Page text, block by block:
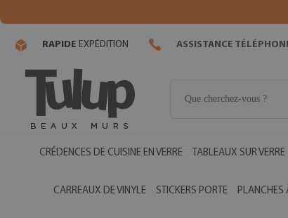
RAPIDE EXPÉDITION ASSISTANCE
CRÉDENCES DE CUISINE EN VERRE TABLEAUX SUR VERRE
CARREAUX DE VINYLE STICKERS PORTE PLANCHES